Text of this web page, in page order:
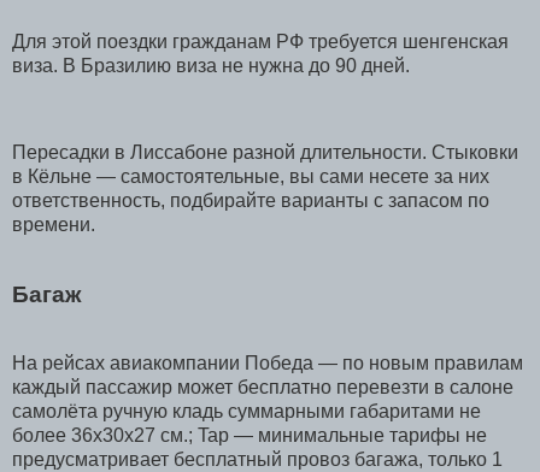
Для этой поездки гражданам РФ требуется шенгенская
виза. В Бразилию виза не нужна до 90 дней.
Пересадки в Лиссабоне разной длительности. Стыковки
в Кёльне — самостоятельные, вы сами несете за них
ответственность, подбирайте варианты с запасом по
времени.
Багаж
На рейсах авиакомпании Победа — по новым правилам
каждый пассажир может бесплатно перевезти в салоне
самолёта ручную кладь суммарными габаритами не
более 36х30х27 см.; Tap — минимальные тарифы не
предусматривает бесплатный провоз багажа, только 1